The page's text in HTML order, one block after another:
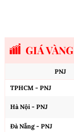
GIÁ VÀNG
PNJ
TPHCM - PNJ
Hà Nội - PNJ
Đà Nẵng - PNJ